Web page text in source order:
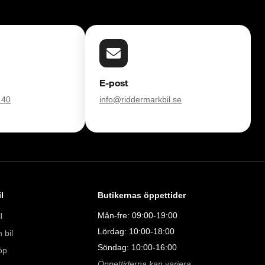
E-post
info@riddermarkbil.se
bil
Butikernas öppettider
Mån-fre: 09:00-19:00
Lördag: 10:00-18:00
Söndag: 10:00-16:00